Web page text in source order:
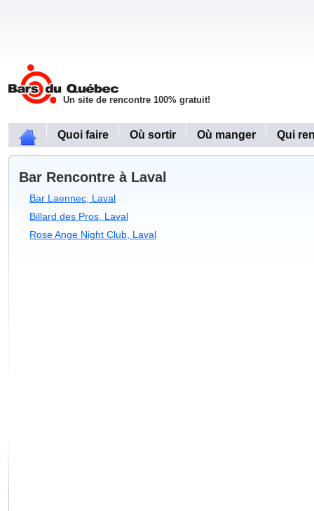
Un site de rencontre 100% gratuit!
Quoi faire Où sortir Où manger Qui
Bar Rencontre à Laval
Bar Laennec, Laval
Billard des Pros, Laval
Rose Ange Night Club, Laval